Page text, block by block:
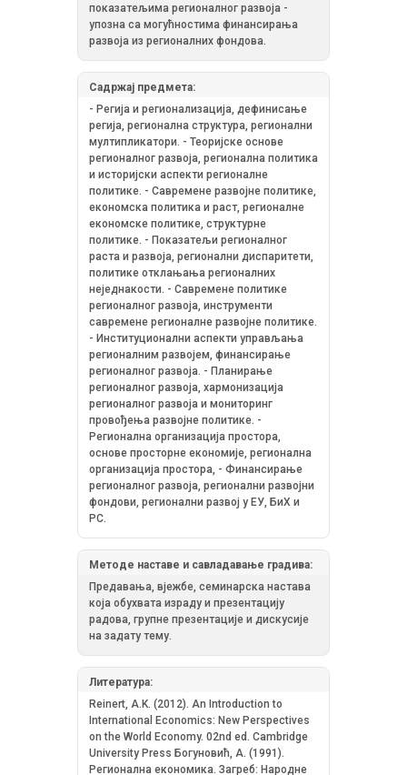
показатељима регионалног развоја -
упозна са могућностима финансирања
развоја из регионалних фондова.
Садржај предмета:
- Регија и регионализација, дефинисање
регија, регионална структура, регионални
мултипликатори. - Теоријске основе
регионалног развоја, регионална политика
и историјски аспекти регионалне
политике. - Савремене развојне политике,
економска политика и раст, регионалне
економске политике, структурне
политике. - Показатељи регионалног
раста и развоја, регионални диспаритети,
политике отклањања регионалних
неједнакости. - Савремене политике
регионалног развоја, инструменти
савремене регионалне развојне политике.
- Институционални аспекти управљања
регионалним развојем, финансирање
регионалног развоја. - Планирање
регионалног развоја, хармонизација
регионалног развоја и мониторинг
провођења развојне политике. -
Регионална организација простора,
основе просторне економије, регионална
организација простора, - Финансирање
регионалног развоја, регионални развојни
фондови, регионални развој у ЕУ, БиХ и
РС.
Методе наставе и савладавање градива:
Предавања, вјежбе, семинарска настава
која обухвата израду и презентацију
радова, групне презентације и дискусије
на задату тему.
Литература:
Reinert, A.K. (2012). Аn Introduction to
International Economics: New Perspectives
on the World Economy. 02nd ed. Cambridge
University Press Бoгунoвић, A. (1991).
Рeгиoнaлнa eкoнoмикa. Зaгрeб: Нaрoднe